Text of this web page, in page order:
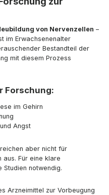
von Nervenzellen –
im Erwachsenenalter
Bestandteil der
mit diesem Prozess
Forschung:
im Gehirn
Angst
aber nicht für
Für eine klare
Studien notwendig.
Arzneimittel zur Vorbeugung